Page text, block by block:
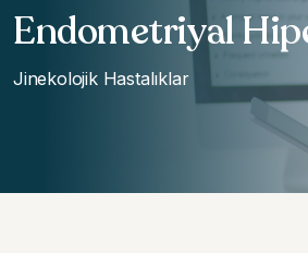
Endometriyal
Jinekolojik Hastalıklar